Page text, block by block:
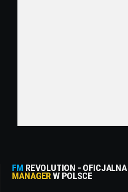
FM REVOLUTION -
MANAGERW POLSCE